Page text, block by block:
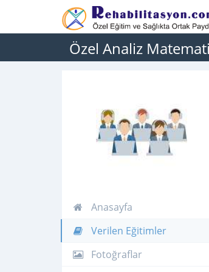
Özel Analiz
Anasayfa
Verilen Eğitimler
Fotoğraflar